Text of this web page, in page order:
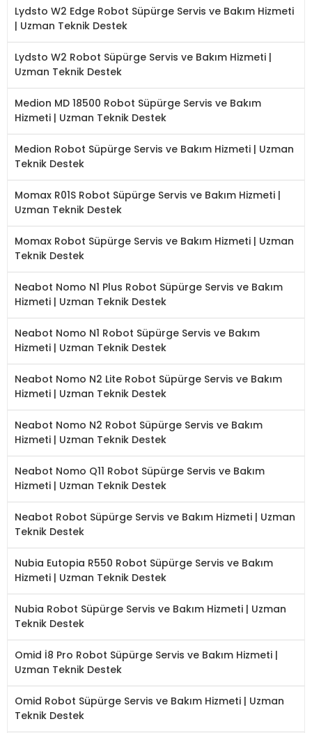
Lydsto W2 Edge Robot Süpürge Servis ve Bakım Hizmeti
| Uzman Teknik Destek
Lydsto W2 Robot Süpürge Servis ve Bakım Hizmeti |
Uzman Teknik Destek
Medion MD 18500 Robot Süpürge Servis ve Bakım
Hizmeti | Uzman Teknik Destek
Medion Robot Süpürge Servis ve Bakım Hizmeti | Uzman
Teknik Destek
Momax R01S Robot Süpürge Servis ve Bakım Hizmeti |
Uzman Teknik Destek
Momax Robot Süpürge Servis ve Bakım Hizmeti | Uzman
Teknik Destek
Neabot Nomo N1 Plus Robot Süpürge Servis ve Bakım
Hizmeti | Uzman Teknik Destek
Neabot Nomo N1 Robot Süpürge Servis ve Bakım
Hizmeti | Uzman Teknik Destek
Neabot Nomo N2 Lite Robot Süpürge Servis ve Bakım
Hizmeti | Uzman Teknik Destek
Neabot Nomo N2 Robot Süpürge Servis ve Bakım
Hizmeti | Uzman Teknik Destek
Neabot Nomo Q11 Robot Süpürge Servis ve Bakım
Hizmeti | Uzman Teknik Destek
Neabot Robot Süpürge Servis ve Bakım Hizmeti | Uzman
Teknik Destek
Nubia Eutopia R550 Robot Süpürge Servis ve Bakım
Hizmeti | Uzman Teknik Destek
Nubia Robot Süpürge Servis ve Bakım Hizmeti | Uzman
Teknik Destek
Omid İ8 Pro Robot Süpürge Servis ve Bakım Hizmeti |
Uzman Teknik Destek
Omid Robot Süpürge Servis ve Bakım Hizmeti | Uzman
Teknik Destek